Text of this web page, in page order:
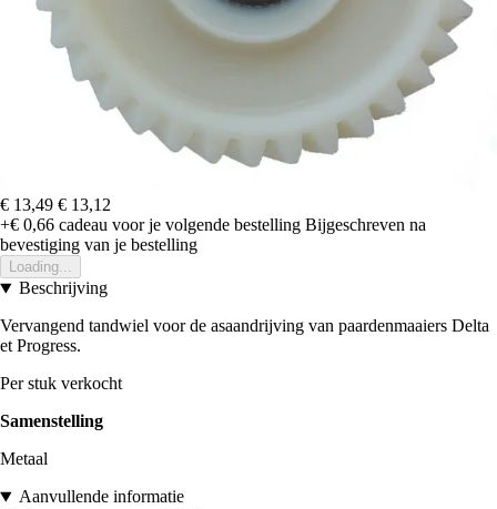
€ 13,49 € 13,12
+€ 0,66 cadeau voor je volgende bestelling Bijgeschreven na
bevestiging van je bestelling
Loading...
Beschrijving
Vervangend tandwiel voor de asaandrijving van paardenmaaiers Delta
et Progress.
Per stuk verkocht
Samenstelling
Metaal
Aanvullende informatie